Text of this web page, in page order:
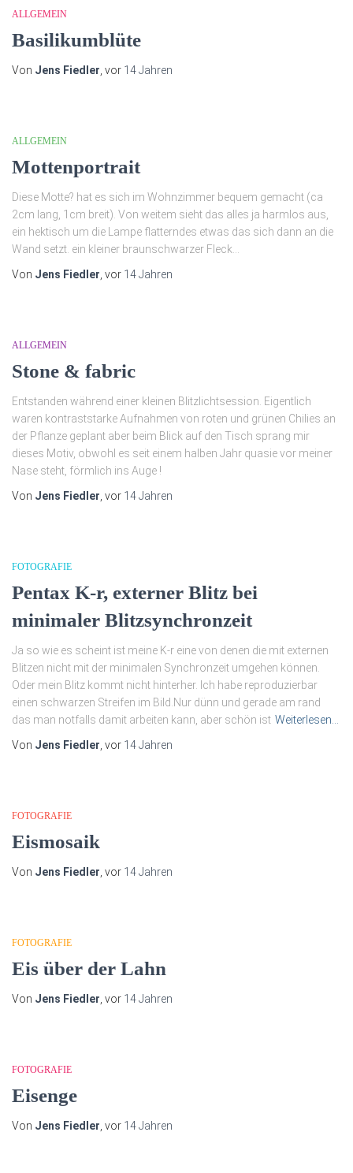
ALLGEMEIN
Basilikumblüte
Von Jens Fiedler , vor 14 Jahren
ALLGEMEIN
Mottenportrait
Diese Motte? hat es sich im Wohnzimmer bequem gemacht (ca
2cm lang, 1cm breit). Von weitem sieht das alles ja harmlos aus,
ein hektisch um die Lampe flatterndes etwas das sich dann an die
Wand setzt. ein kleiner braunschwarzer Fleck…
Von Jens Fiedler , vor 14 Jahren
ALLGEMEIN
Stone & fabric
Entstanden während einer kleinen Blitzlichtsession. Eigentlich
waren kontraststarke Aufnahmen von roten und grünen Chilies an
der Pflanze geplant aber beim Blick auf den Tisch sprang mir
dieses Motiv, obwohl es seit einem halben Jahr quasie vor meiner
Nase steht, förmlich ins Auge !
Von Jens Fiedler , vor 14 Jahren
FOTOGRAFIE
Pentax K-r, externer Blitz bei
minimaler Blitzsynchronzeit
Ja so wie es scheint ist meine K-r eine von denen die mit externen
Blitzen nicht mit der minimalen Synchronzeit umgehen können.
Oder mein Blitz kommt nicht hinterher. Ich habe reproduzierbar
einen schwarzen Streifen im Bild.Nur dünn und gerade am rand
das man notfalls damit arbeiten kann, aber schön ist Weiterlesen…
Von Jens Fiedler , vor 14 Jahren
FOTOGRAFIE
Eismosaik
Von Jens Fiedler , vor 14 Jahren
FOTOGRAFIE
Eis über der Lahn
Von Jens Fiedler , vor 14 Jahren
FOTOGRAFIE
Eisenge
Von Jens Fiedler , vor 14 Jahren